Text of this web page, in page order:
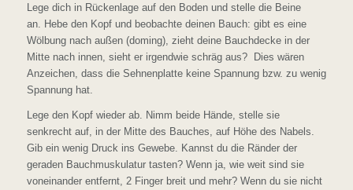
Lege dich in Rückenlage auf den Boden und stelle die Beine
an. Hebe den Kopf und beobachte deinen Bauch: gibt es eine
Wölbung nach außen (doming), zieht deine Bauchdecke in der
Mitte nach innen, sieht er irgendwie schräg aus? Dies wären
Anzeichen, dass die Sehnenplatte keine Spannung bzw. zu wenig
Spannung hat.
Lege den Kopf wieder ab. Nimm beide Hände, stelle sie
senkrecht auf, in der Mitte des Bauches, auf Höhe des Nabels.
Gib ein wenig Druck ins Gewebe. Kannst du die Ränder der
geraden Bauchmuskulatur tasten? Wenn ja, wie weit sind sie
voneinander entfernt, 2 Finger breit und mehr? Wenn du sie nicht